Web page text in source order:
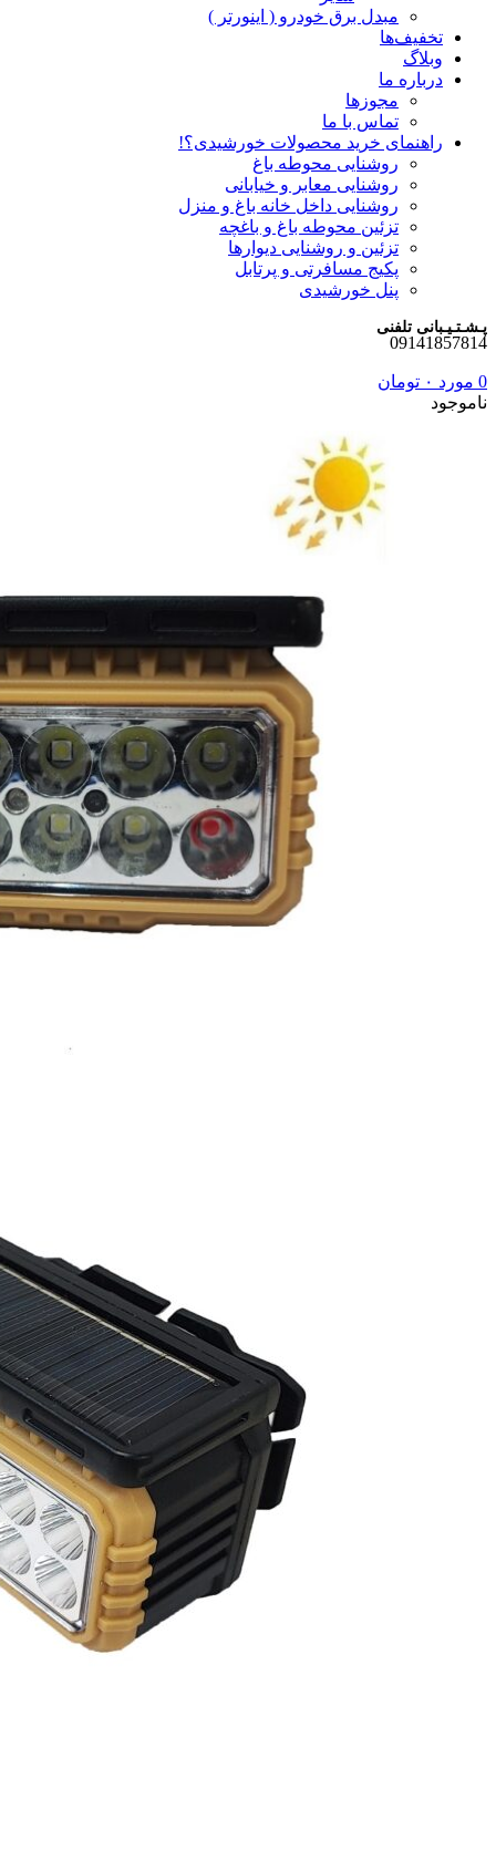
مبدل برق خودرو ( اینورتر )
تخفیف‌ها
وبلاگ
درباره ما
مجوزها
تماس با ما
راهنمای خرید محصولات خورشیدی؟!
روشنایی محوطه باغ
روشنایی معابر و خیابانی
روشنایی داخل خانه باغ و منزل
تزئین محوطه باغ و باغچه
تزئین و روشنایی دیوارها
پکیج مسافرتی و پرتابل
پنل خورشیدی
پـشـتـیـبانی تلفنی
09141857814
0 مورد ۰ تومان
ناموجود